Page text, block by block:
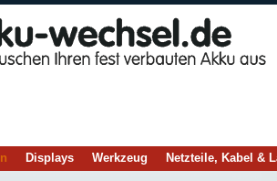
Displays Werkzeug Netzteile, Kabel &